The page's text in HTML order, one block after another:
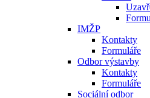
IMŽP
Kontakty
Formuláře
Odbor výstavby
Kontakty
Formuláře
Sociální odbor